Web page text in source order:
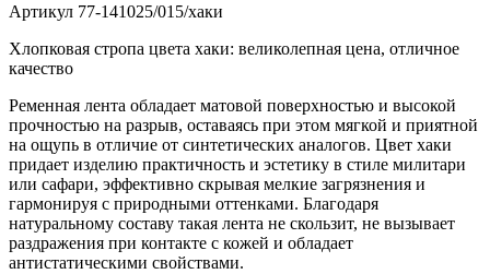
Артикул 77-141025/015/хаки
Хлопковая стропа цвета хаки: великолепная цена, отличное
качество
Ременная лента обладает матовой поверхностью и высокой
прочностью на разрыв, оставаясь при этом мягкой и приятной
на ощупь в отличие от синтетических аналогов. Цвет хаки
придает изделию практичность и эстетику в стиле милитари
или сафари, эффективно скрывая мелкие загрязнения и
гармонируя с природными оттенками. Благодаря
натуральному составу такая лента не скользит, не вызывает
раздражения при контакте с кожей и обладает
антистатическими свойствами.